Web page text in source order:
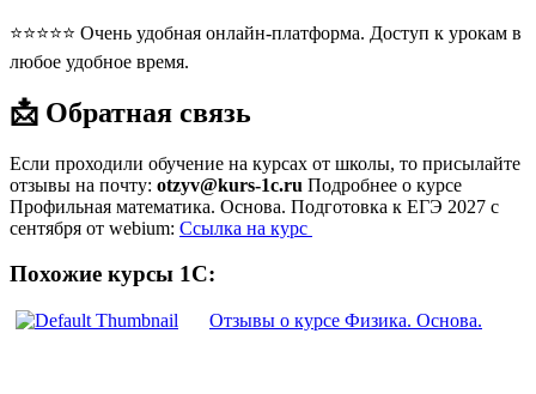
⭐⭐⭐⭐⭐ Очень удобная онлайн-платформа. Доступ к урокам в
любое удобное время.
📩 Обратная связь
Если проходили обучение на курсах от школы, то присылайте
отзывы на почту: otzyv@kurs-1c.ru Подробнее о курсе
Профильная математика. Основа. Подготовка к ЕГЭ 2027 с
сентября от webium: Ссылка на курс
Похожие курсы 1С:
Отзывы о курсе Физика. Основа.